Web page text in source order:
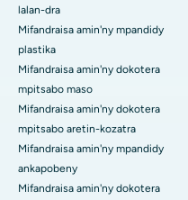
lalan-dra
Mifandraisa amin'ny mpandidy
plastika
Mifandraisa amin'ny dokotera
mpitsabo maso
Mifandraisa amin'ny dokotera
mpitsabo aretin-kozatra
Mifandraisa amin'ny mpandidy
ankapobeny
Mifandraisa amin'ny dokotera